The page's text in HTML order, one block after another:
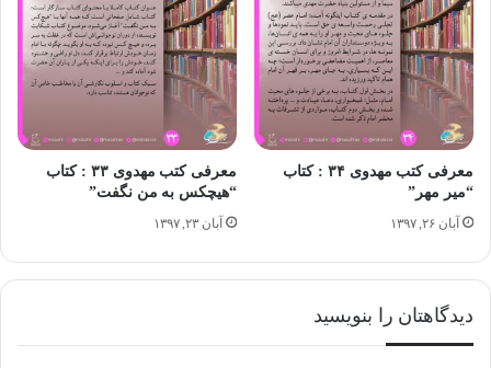
معرفی کتب مهدوی ۳۴ : کتاب
“میر مهر”
آبان ۲۶, ۱۳۹۷
معرفی کتب مهدوی ۳۳ : کتاب
“هیچکس به من نگفت”
آبان ۲۳, ۱۳۹۷
دیدگاهتان را بنویسید